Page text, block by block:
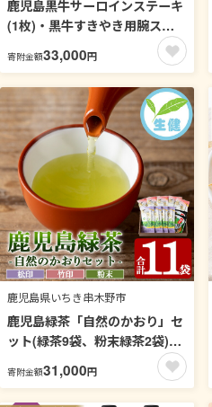
鹿児島黒牛サーロインステーキ
(1枚)・黒牛すきやき用腕スラ
イス肉(5等級)詰め合わせセッ
ト 計約800g【JAさつま日置農
業協同組合】【00-058-05】
寄附金額33,000円
鹿児島県いちき串木野市
鹿児島緑茶「自然のかおり」セ
ット(緑茶9袋、粉末緑茶2袋)30
年以上前から有機栽培に取り組
んで育てた緑茶です！【米丸製
茶】【00-035-03】
寄附金額31,000円